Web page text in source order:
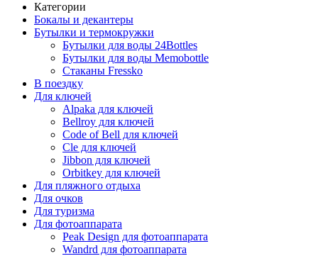
Категории
Бокалы и декантеры
Бутылки и термокружки
Бутылки для воды 24Bottles
Бутылки для воды Memobottle
Стаканы Fressko
В поездку
Для ключей
Alpaka для ключей
Bellroy для ключей
Code of Bell для ключей
Cle для ключей
Jibbon для ключей
Orbitkey для ключей
Для пляжного отдыха
Для очков
Для туризма
Для фотоаппарата
Peak Design для фотоаппарата
Wandrd для фотоаппарата